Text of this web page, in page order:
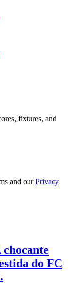
fixtures, and
and ourPrivacy
chocante
do FC